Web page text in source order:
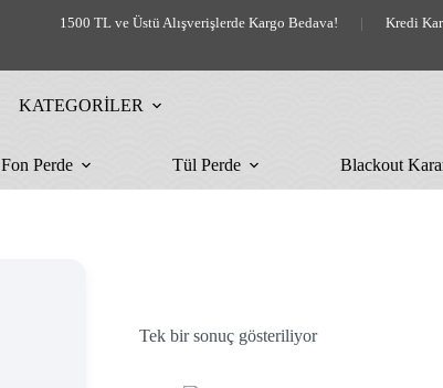
1500 TL ve Üstü Alışverişlerde Kargo Bedava! | Kredi
KATEGORİLER
Fon Perde
Tül Perde Blackout
Tek bir sonuç gösteriliyor